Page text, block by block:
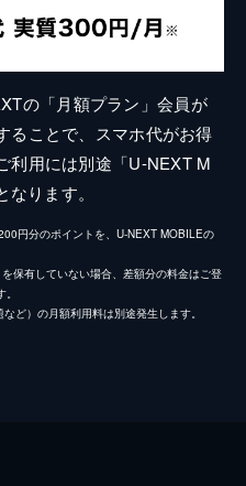
の「月額プラン」会員が
ることで、スマホ代がお得
利用には別途「U-NEXT M
ります。
円分のポイントを、U-NEXT MOBILEの
保有していない場合、差額分の料金はご登
ど）の月額利用料は別途発生します。